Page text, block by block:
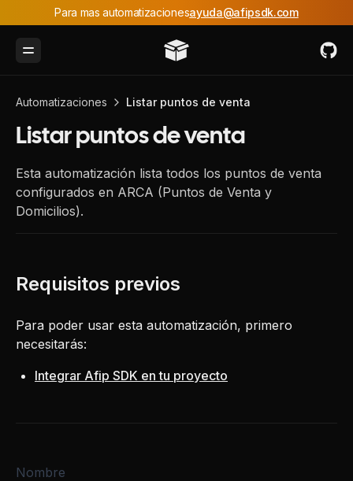
Para mas automatizacionesayuda@afipsdk.com
Toggle Menu
Automatizaciones Listar puntos de venta
Listar puntos de venta
Esta automatización lista todos los puntos de venta
configurados en ARCA (Puntos de Venta y
Domicilios).
Para poder usar esta automatización, primero
necesitarás:
Integrar Afip SDK en tu proyecto
Nombre